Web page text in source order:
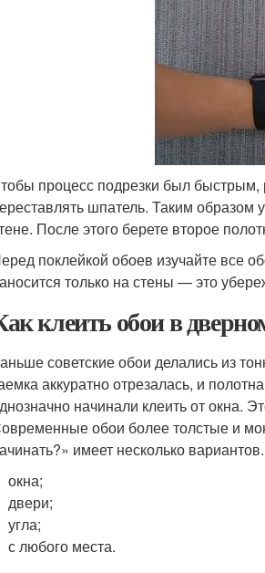
процесс подрезки был быстрым,
шпатель. Таким образом
После этого берете второе
поклейкой обоев изучайте все
только на стены — это
клеить обои в
советские обои делались из
аккуратно отрезалась, и
начинали клеить от окна.
обои более толстые и
имеет несколько
окна;
двери;
угла;
с любого места.